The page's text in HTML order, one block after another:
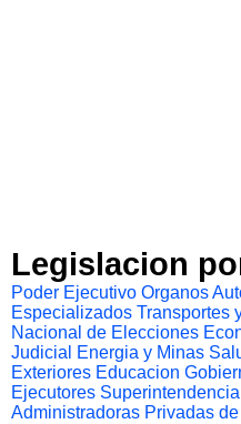
Legislacion
Poder Ejecutivo Organos
Especializados Transportes
Nacional de Elecciones
Judicial
Energia y Minas
Exteriores Educacion
Ejecutores
Administradoras Privadas